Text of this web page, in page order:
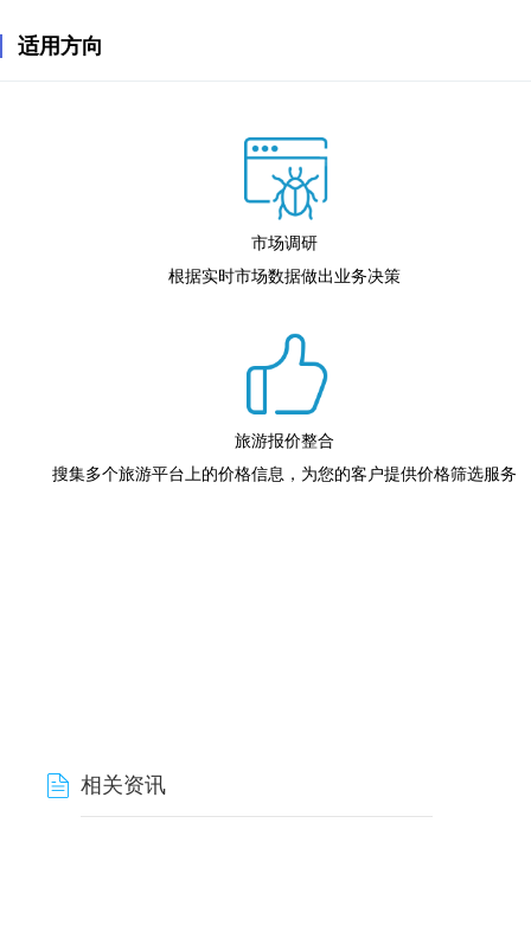
适用方向
市场调研
根据实时市场数据做出业务决策
旅游报价整合
搜集多个旅游平台上的价格信息，为您的客户提供价格筛选服务
相关资讯